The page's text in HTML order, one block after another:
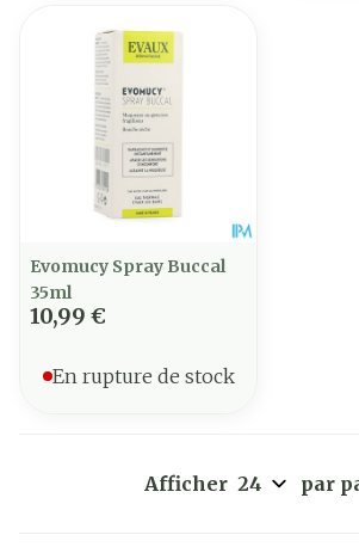
Evomucy Spray Buccal
35ml
10,99 €
En rupture de stock
Afficher par